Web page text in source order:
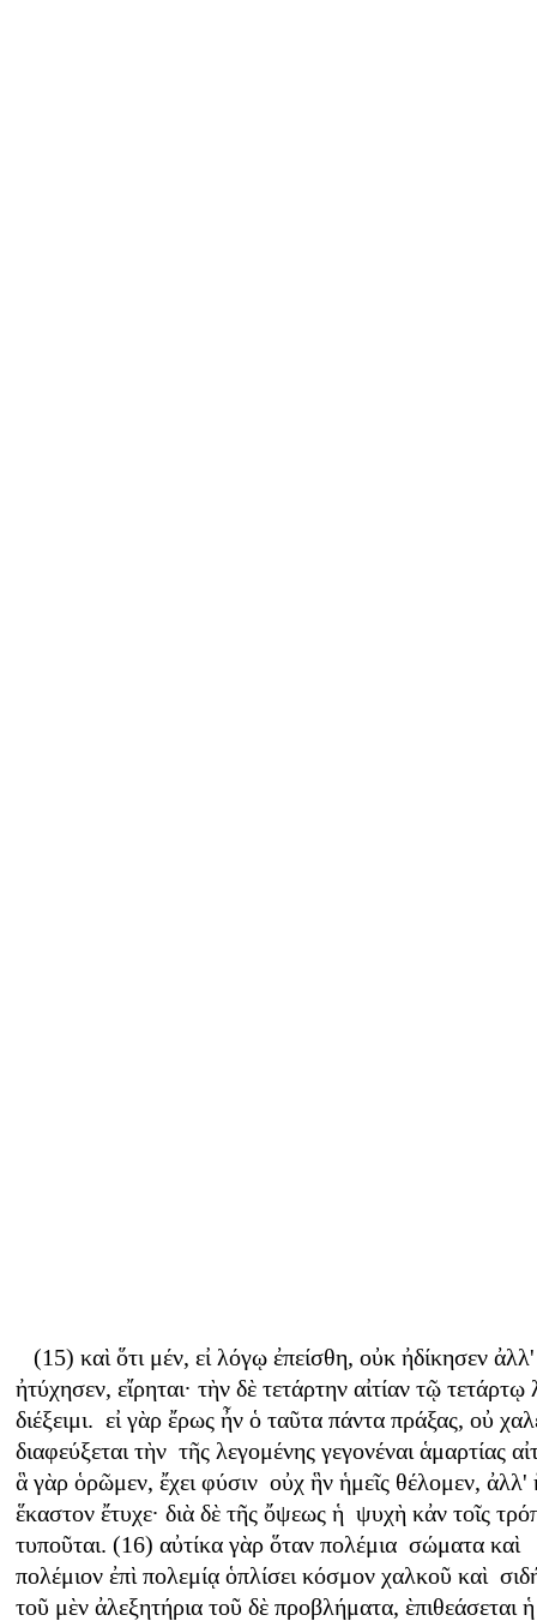
(15) καὶ ὅτι μέν, εἰ λόγῳ ἐπείσθη, οὐκ ἠδίκησεν ἀλλ'
ἠτύχησεν, εἴρηται· τὴν δὲ τετάρτην αἰτίαν τῷ
διέξειμι. εἰ γὰρ ἔρως ἦν ὁ ταῦτα πάντα πράξας, οὐ
διαφεύξεται τὴν τῆς λεγομένης γεγονέναι ἁμαρτίας
ἃ γὰρ ὁρῶμεν, ἔχει φύσιν οὐχ ἣν ἡμεῖς θέλομεν, ἀλλ'
ἕκαστον ἔτυχε· διὰ δὲ τῆς ὄψεως ἡ ψυχὴ κἀν τοῖς
τυποῦται. (16) αὐτίκα γὰρ ὅταν πολέμια σώματα καὶ
πολέμιον ἐπὶ πολεμίᾳ ὁπλίσει κόσμον χαλκοῦ καὶ
τοῦ μὲν ἀλεξητήρια τοῦ δὲ προβλήματα, ὲπιθεάσεται